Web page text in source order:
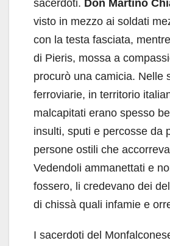
sacerdoti. Don Martino
visto in mezzo ai soldati
con la testa fasciata,
di Pieris, mossa a
procurò una camicia. Nelle
ferroviarie, in territorio
malcapitati erano spesso
insulti, sputi e percosse da
persone ostili che
Vedendoli ammanettati e
fossero, li credevano dei
di chissà quali infamie e
I sacerdoti del